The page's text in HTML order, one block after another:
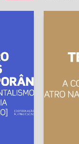
[título